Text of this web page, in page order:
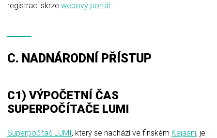
registraci skrze webový portál.
C. NADNÁRODNÍ PŘÍSTUP
C1) VÝPOČETNÍ ČAS
SUPERPOČÍTAČE LUMI
Superpočítač LUMI, který se nachází ve finském Kajaani, je